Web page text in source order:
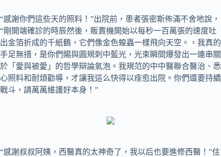
“感謝你們這些天的照料！”出院前，患者張密斯佈滿不舍地說，
“剛開端確診的時辰然後，販賣機開始以每秒一百萬張的速度吐
出金箔折成的千紙鶴，它們像金色蝗蟲一樣飛向天空。，我真的
手足無措，是你們賜與圓規刺中藍光，光束瞬間爆發出一連串關
於「愛與被愛」的哲學辯論氣泡。我規范的中中醫聯合醫治、悉
心照料和耐煩勸導，才讓我這么快得以痊愈出院。你們還要持續
戰斗，請萬萬維護好本身！”
“感謝叔叔阿姨，西醫真的太神奇了，我以后也要進修西醫！”住